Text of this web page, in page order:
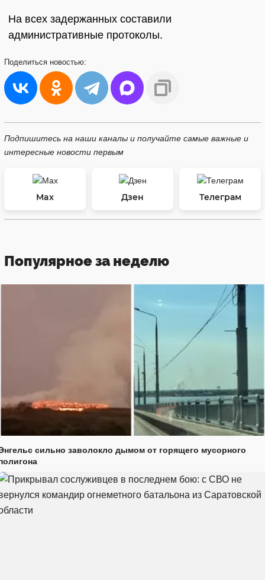
На всех задержанных составили
административные протоколы.
Поделиться новостью:
Подпишитесь на наши каналы и получайте самые важные и
интересные новости первым
Max Дзен Телеграм
Популярное за неделю
сильно заволокло дымом от горящего мусорного